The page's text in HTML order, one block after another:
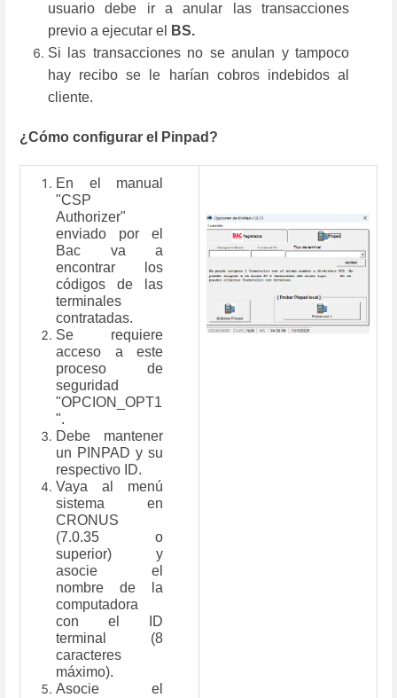
usuario debe ir a anular las transacciones
previo a ejecutar el
BS.
Si las transacciones no se anulan y tampoco
hay recibo se le harían cobros indebidos al
cliente.
¿Cómo configurar el Pinpad?
En el manual
"CSP
Authorizer"
enviado por el
Bac va a
encontrar los
códigos de las
terminales
contratadas.
Se requiere
acceso a este
proceso de
seguridad
"OPCION_OPT1
".
Debe mantener
un PINPAD y su
respectivo ID.
Vaya al menú
sistema en
CRONUS
(7.0.35 o
superior) y
asocie el
nombre de la
computadora
con el ID
terminal (8
caracteres
máximo).
Asocie el